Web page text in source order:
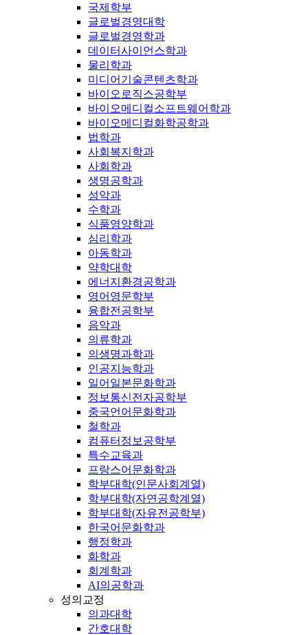
국제학부
글로벌경영대학
글로벌경영학과
데이터사이언스학과
물리학과
미디어기술콘텐츠학과
바이오로직스공학부
바이오메디컬소프트웨어학과
바이오메디컬화학공학과
법학과
사회복지학과
사회학과
생명공학과
성악과
수학과
식품영양학과
심리학과
아동학과
약학대학
에너지환경공학과
영어영문학부
융합전공학부
음악과
의류학과
의생명과학과
인공지능학과
일어일본문화학과
정보통신전자공학부
중국언어문화학과
철학과
컴퓨터정보공학부
특수교육과
프랑스어문화학과
학부대학(인문사회계열)
학부대학(자연공학계열)
학부대학(자유전공학부)
한국어문화학과
행정학과
화학과
회계학과
AI의공학과
성의교정
의과대학
간호대학